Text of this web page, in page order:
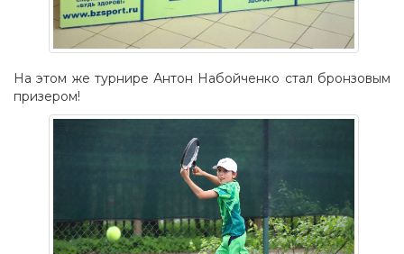
На этом же турнире Антон Набойченко стал бронзовым
призером!